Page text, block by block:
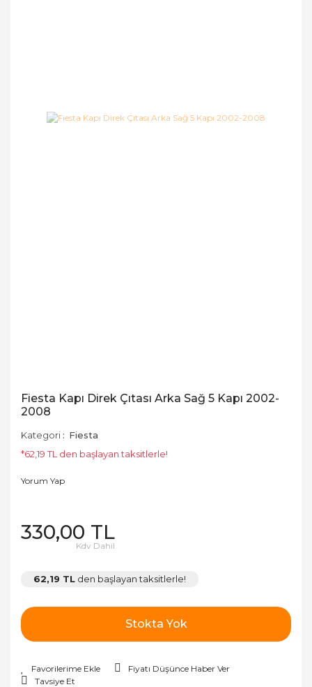
Fiesta Kapı Direk Çıtası Arka Sağ 5 Kapı 2002-
2008
Kategori
Fiesta
*62,19 TL den başlayan taksitlerle!
Yorum Yap
330,00 TL
Kdv Dahil
62,19 TL den başlayan taksitlerle!
Stokta Yok
Fiyatı Düşünce Haber Ver
Tavsiye Et